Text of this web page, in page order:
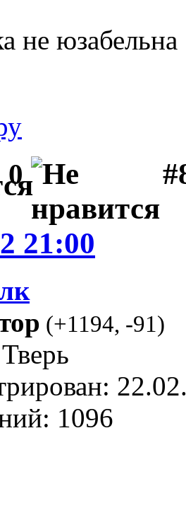
не юзабельна
0
21:00
(+1194, -91)
1096